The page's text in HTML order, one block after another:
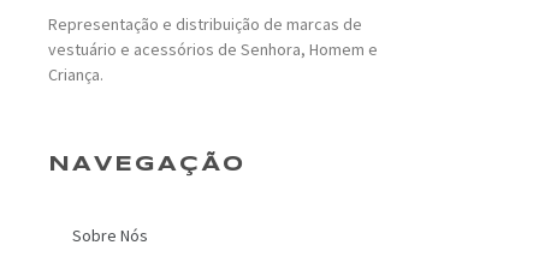
Representação e distribuição de marcas de
vestuário e acessórios de Senhora, Homem e
Criança.
NAVEGAÇÃO
Sobre Nós